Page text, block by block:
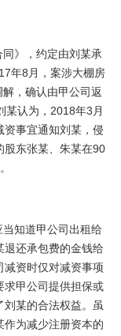
》，约定由刘某承
年8月，案涉大棚房
，确认由甲公司返
某认为，2018年3月
资事宜通知刘某，侵
股东张某、朱某在90
知道甲公司出租给
退还承包费的金钱给
资时仅对减资事项
求甲公司提供担保或
某的合法权益。虽
为减少注册资本的